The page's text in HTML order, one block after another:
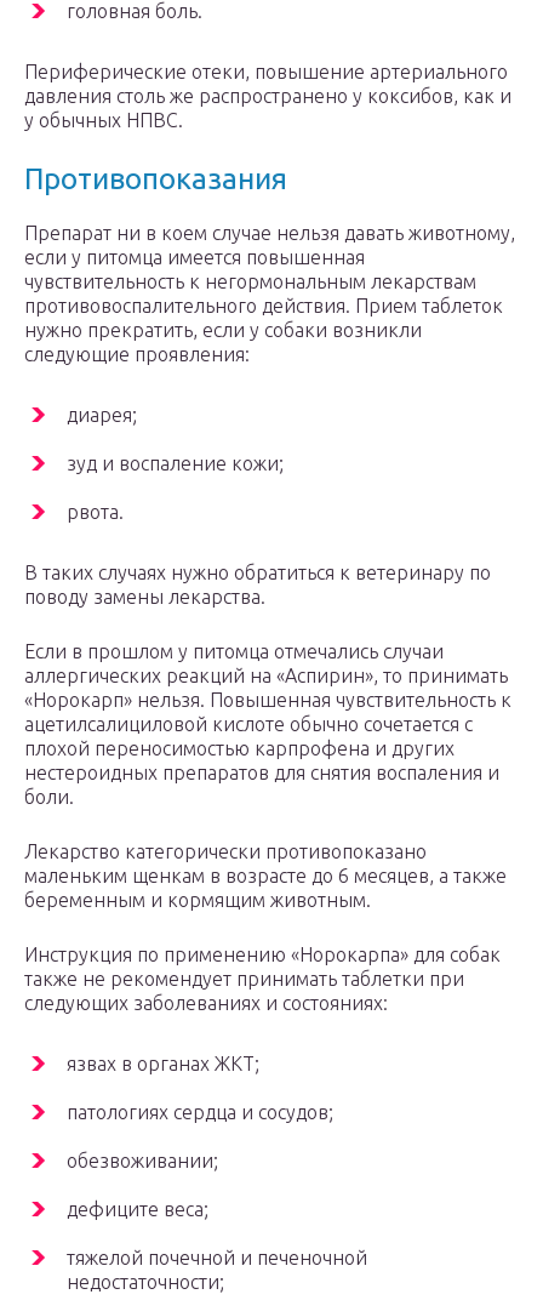
головная боль.
Периферические отеки, повышение артериального
давления столь же распространено у коксибов, как и
у обычных НПВС.
Противопоказания
Препарат ни в коем случае нельзя давать животному,
если у питомца имеется повышенная
чувствительность к негормональным лекарствам
противовоспалительного действия. Прием таблеток
нужно прекратить, если у собаки возникли
следующие проявления:
диарея;
зуд и воспаление кожи;
рвота.
В таких случаях нужно обратиться к ветеринару по
поводу замены лекарства.
Если в прошлом у питомца отмечались случаи
аллергических реакций на «Аспирин», то принимать
«Норокарп» нельзя. Повышенная чувствительность к
ацетилсалициловой кислоте обычно сочетается с
плохой переносимостью карпрофена и других
нестероидных препаратов для снятия воспаления и
боли.
Лекарство категорически противопоказано
маленьким щенкам в возрасте до 6 месяцев, а также
беременным и кормящим животным.
Инструкция по применению «Норокарпа» для собак
также не рекомендует принимать таблетки при
следующих заболеваниях и состояниях:
язвах в органах ЖКТ;
патологиях сердца и сосудов;
обезвоживании;
дефиците веса;
тяжелой почечной и печеночной
недостаточности;